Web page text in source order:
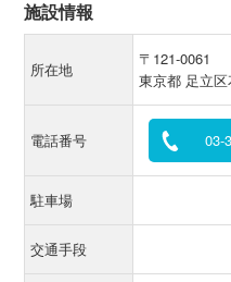
施設情報
所在地
〒121-0061
東京都 足立
電話番号 03-
駐車場
交通手段